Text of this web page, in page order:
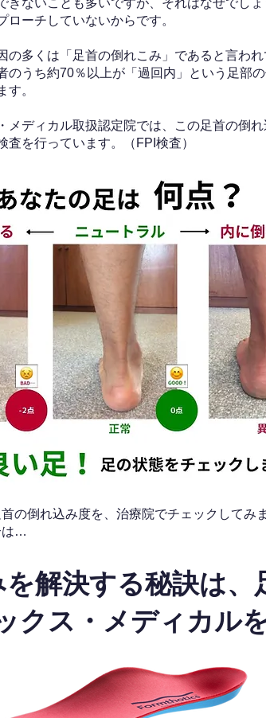
きないことも多いですが、それはなぜでし
ローチしていないからです。
の多くは「足首の倒れこみ」であると言われ
のうち約70％以上が「過回内」という足部
す。
メディカル取扱認定院では、この足首の倒
査を行っています。（FPI検査）​
の倒れ込み度を、治療院でチェックしてみ
は…
を解決する秘訣は、
クス・メディカル